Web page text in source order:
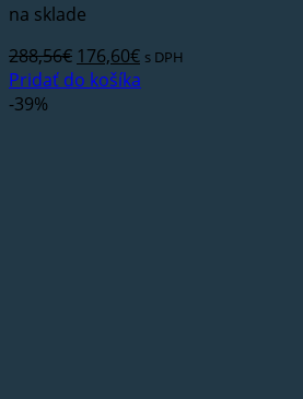
na sklade
288,56€ Pôvodná
cena
176,60€Aktuálna
cena
s DPH
Pridať do košíka
-39%